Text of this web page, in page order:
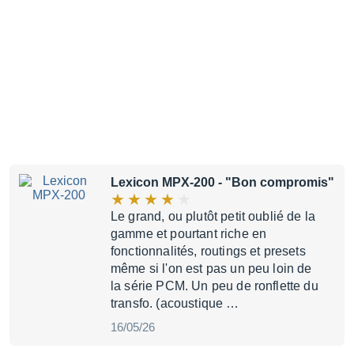
Lexicon MPX-200 - "Bon compromis"
Le grand, ou plutôt petit oublié de la
gamme et pourtant riche en
fonctionnalités, routings et presets
même si l'on est pas un peu loin de
la série PCM. Un peu de ronflette du
transfo. (acoustique …
16/05/26